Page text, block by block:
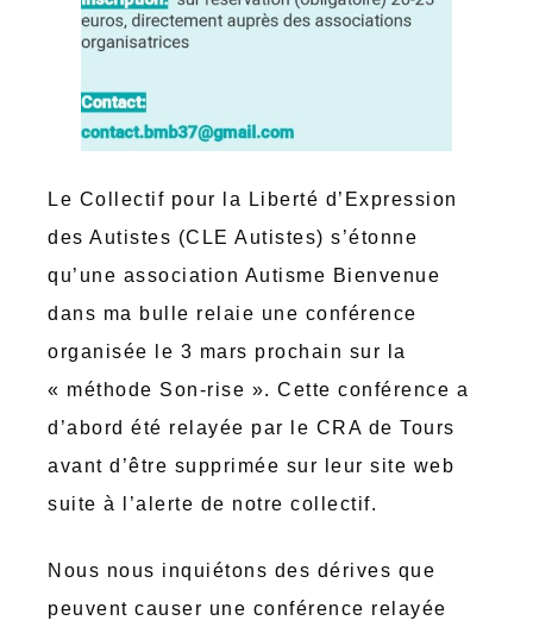
Le Collectif pour la Liberté d’Expression
des Autistes (CLE Autistes) s’étonne
qu’une association Autisme Bienvenue
dans ma bulle relaie une conférence
organisée le 3 mars prochain sur la
« méthode Son-rise ». Cette conférence a
d’abord été relayée par le CRA de Tours
avant d’être supprimée sur leur site web
suite à l’alerte de notre collectif.
Nous nous inquiétons des dérives que
peuvent causer une conférence relayée